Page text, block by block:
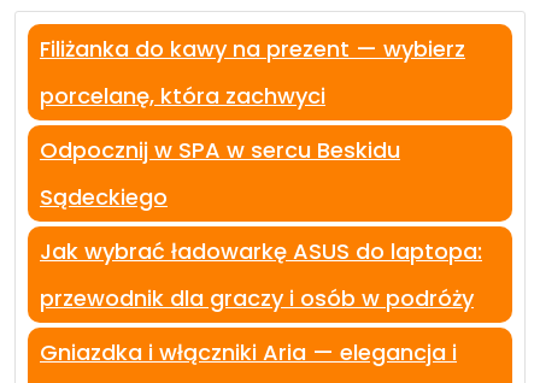
Filiżanka do kawy na prezent — wybierz
porcelanę, która zachwyci
Odpocznij w SPA w sercu Beskidu
Sądeckiego
Jak wybrać ładowarkę ASUS do laptopa:
przewodnik dla graczy i osób w podróży
Gniazdka i włączniki Aria — elegancja i